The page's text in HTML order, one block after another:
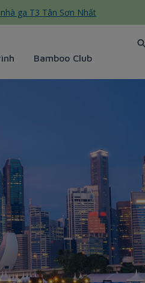
ga T3 Tân Sơn Nhất
Bamboo Club